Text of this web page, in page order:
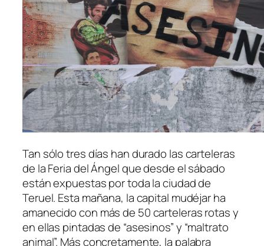
Tan sólo tres días han durado las carteleras
de la Feria del Ángel que desde el sábado
están expuestas por toda la ciudad de
Teruel. Esta mañana, la capital mudéjar ha
amanecido con más de 50 carteleras rotas y
en ellas pintadas de “asesinos” y “maltrato
animal”. Más concretamente, la palabra